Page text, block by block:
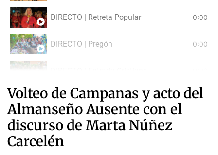
DIRECTO | Retreta Popular 0:00
DIRECTO | Pregón 0:00
DIRECTO | Gran Desfile Festero 0:00
Volteo de Campanas y acto del
Almanseño Ausente con el
discurso de Marta Núñez
Carcelén